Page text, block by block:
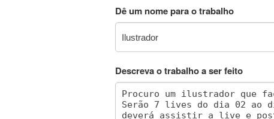
Dê um nome para o trabalho
Descreva o trabalho a ser feito